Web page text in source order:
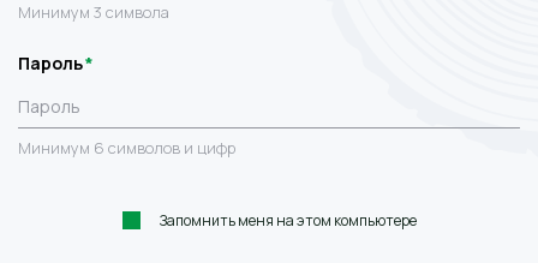
Минимум 3 символа
Пароль
Минимум 6 символов и цифр
Запомнить меня на этом компьютере